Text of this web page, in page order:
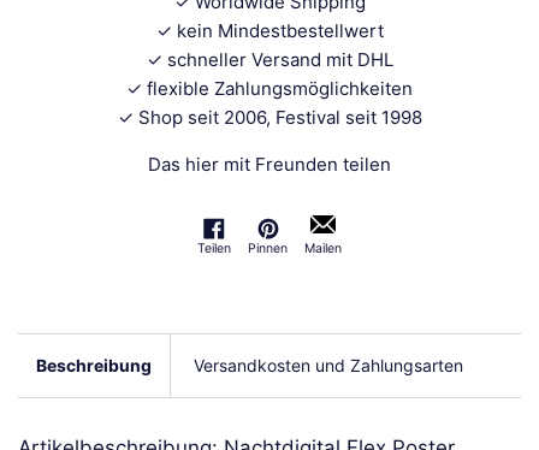
✓ kein Mindestbestellwert
✓ schneller Versand mit DHL
✓ flexible Zahlungsmöglichkeiten
✓ Shop seit 2006, Festival seit 1998
Das hier mit Freunden teilen
Teilen
Pinnen
Mailen
Beschreibung Versandkosten und Zahlungsarten